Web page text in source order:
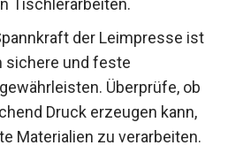
Tischlerarbeiten.
der Leimpresse ist
sichere und feste
Überprüfe, ob
Druck erzeugen kann,
Materialien zu verarbeiten.